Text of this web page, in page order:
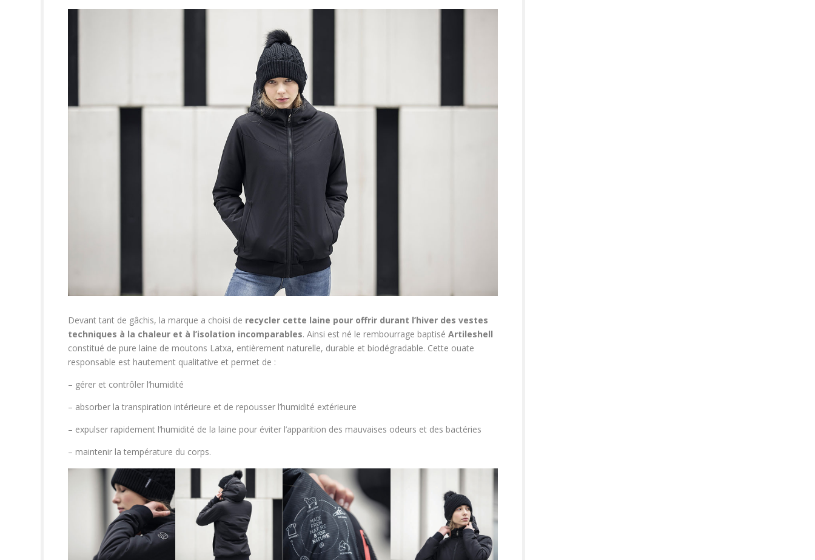
Devant tant de gâchis, la marque a choisi de recycler cette laine pour offrir durant l’hiver des vestes
techniques à la chaleur et à l’isolation incomparables. Ainsi est né le rembourrage baptisé Artileshell
constitué de pure laine de moutons Latxa, entièrement naturelle, durable et biodégradable. Cette ouate
responsable est hautement qualitative et permet de :
– gérer et contrôler l’humidité
– absorber la transpiration intérieure et de repousser l’humidité extérieure
– expulser rapidement l’humidité de la laine pour éviter l’apparition des mauvaises odeurs et des bactéries
– maintenir la température du corps.